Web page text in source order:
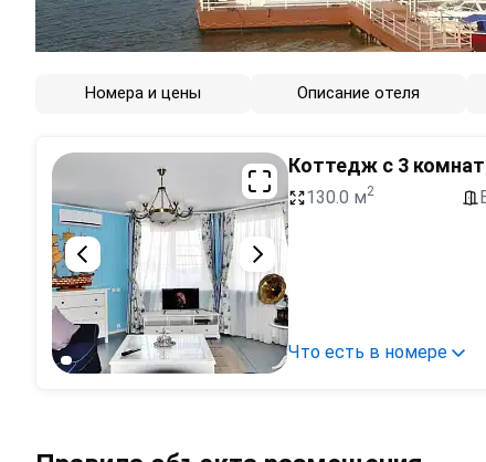
Номера и цены Описание отеля
Коттедж с 3
130.0 м2
Что есть в номере